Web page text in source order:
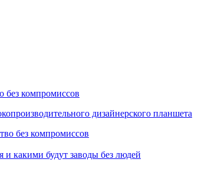
без компромиссов
дизайнерского планшета
и какими будут заводы без людей